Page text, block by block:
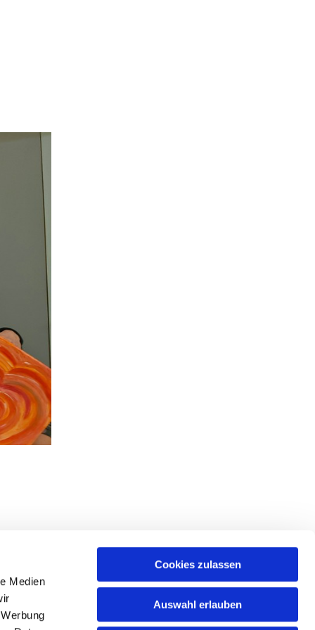
Medien
Cookies zulassen
Auswahl erlauben